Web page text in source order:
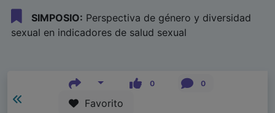
SIMPOSIO: Perspectiva de género y diversidad
sexual en indicadores de salud sexual
0 0
Favorito